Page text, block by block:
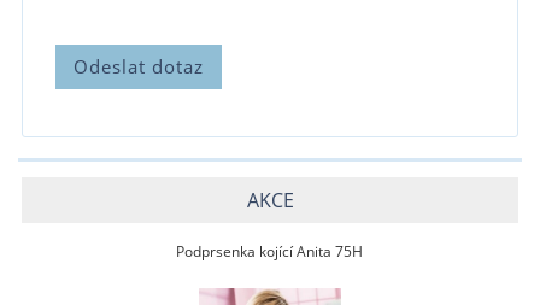
AKCE
Podprsenka kojící Anita 75H